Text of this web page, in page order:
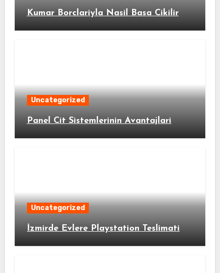
Kumar Borclariyla Nasil Basa Cikilir
Uncategorized
Panel Cit Sistemlerinin Avantajlari
Uncategorized
İzmirde Evlere Playstation Teslimati